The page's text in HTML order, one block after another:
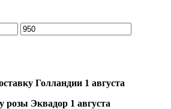
Максимальная
цена
Голландии 1 августа
розы Эквадор 1 августа